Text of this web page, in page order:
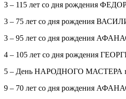
3 – 115 лет со дня рождения
3 – 75 лет со дня рождения
3 – 95 лет со дня рождения
4 – 105 лет со дня рождения
5 – День НАРОДНОГО МАСТЕРА в
9 – 70 лет со дня рождения